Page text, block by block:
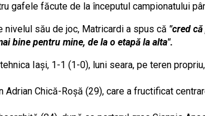
gafele făcute de la începutul campionatului
său de joc, Matricardi a spus că "cred
bine pentru mine, de la o etapă la alta".
Iaşi, 1-1 (1-0), luni seara, pe teren
Chică-Roşă (29), care a fructificat